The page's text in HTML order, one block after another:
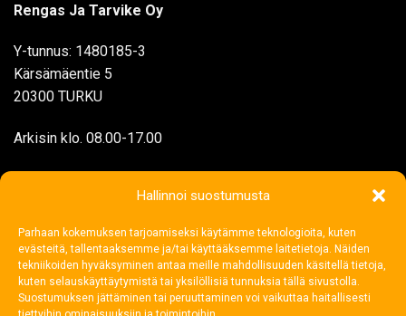
Hallinnoi suostumusta
Parhaan kokemuksen tarjoamiseksi käytämme teknologioita, kuten
evästeitä, tallentaaksemme ja/tai käyttääksemme laitetietoja. Näiden
tekniikoiden hyväksyminen antaa meille mahdollisuuden käsitellä tietoja,
kuten selauskäyttäytymistä tai yksilöllisiä tunnuksia tällä sivustolla.
Suostumuksen jättäminen tai peruuttaminen voi vaikuttaa haitallisesti
Rengas Ja Tarvike Oy
Y-tunnus: 1480185-3
Kärsämäentie 5
20300 TURKU
Arkisin klo. 08.00-17.00
02 272 1199